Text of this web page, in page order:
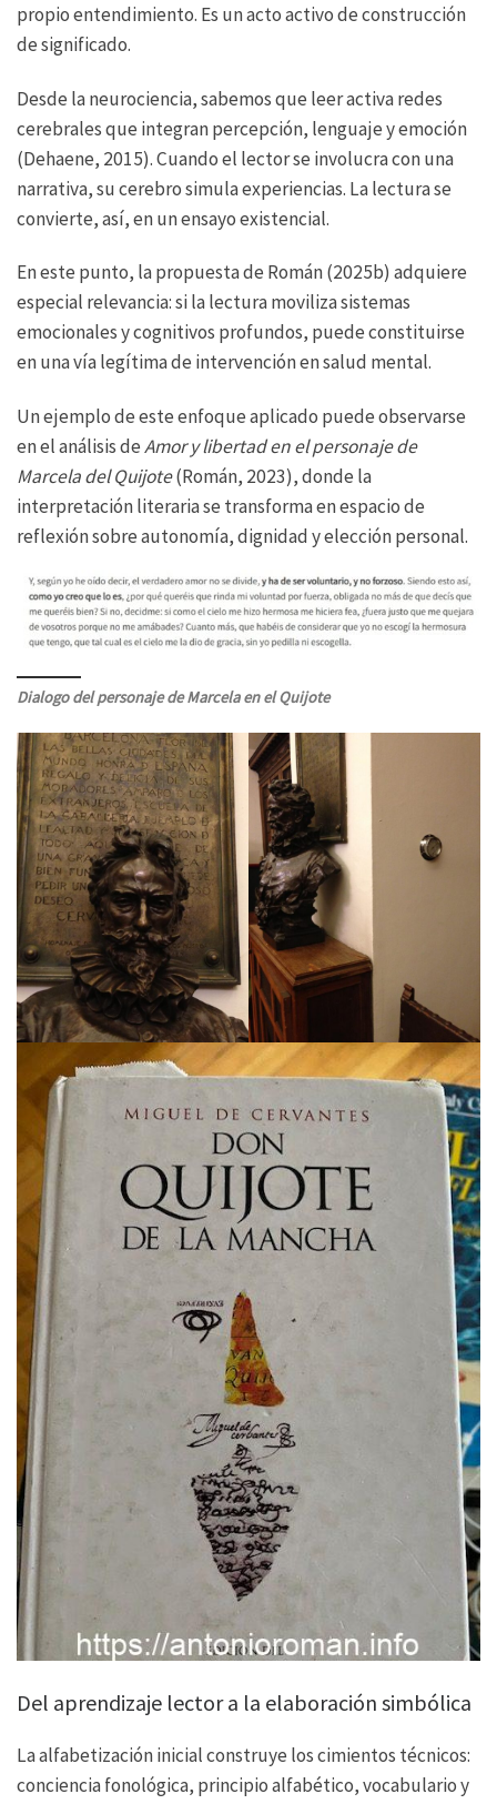
propio entendimiento. Es un acto activo de construcción
de significado.
Desde la neurociencia, sabemos que leer activa redes
cerebrales que integran percepción, lenguaje y emoción
(Dehaene, 2015). Cuando el lector se involucra con una
narrativa, su cerebro simula experiencias. La lectura se
convierte, así, en un ensayo existencial.
En este punto, la propuesta de Román (2025b) adquiere
especial relevancia: si la lectura moviliza sistemas
emocionales y cognitivos profundos, puede constituirse
en una vía legítima de intervención en salud mental.
Un ejemplo de este enfoque aplicado puede observarse
en el análisis deAmor y libertad en el personaje de
Marcela del Quijote(Román, 2023), donde la
interpretación literaria se transforma en espacio de
reflexión sobre autonomía, dignidad y elección personal.
Dialogo del personaje de Marcela en el Quijote
Del aprendizaje lector a la elaboración simbólica
La alfabetización inicial construye los cimientos técnicos:
conciencia fonológica, principio alfabético, vocabulario y